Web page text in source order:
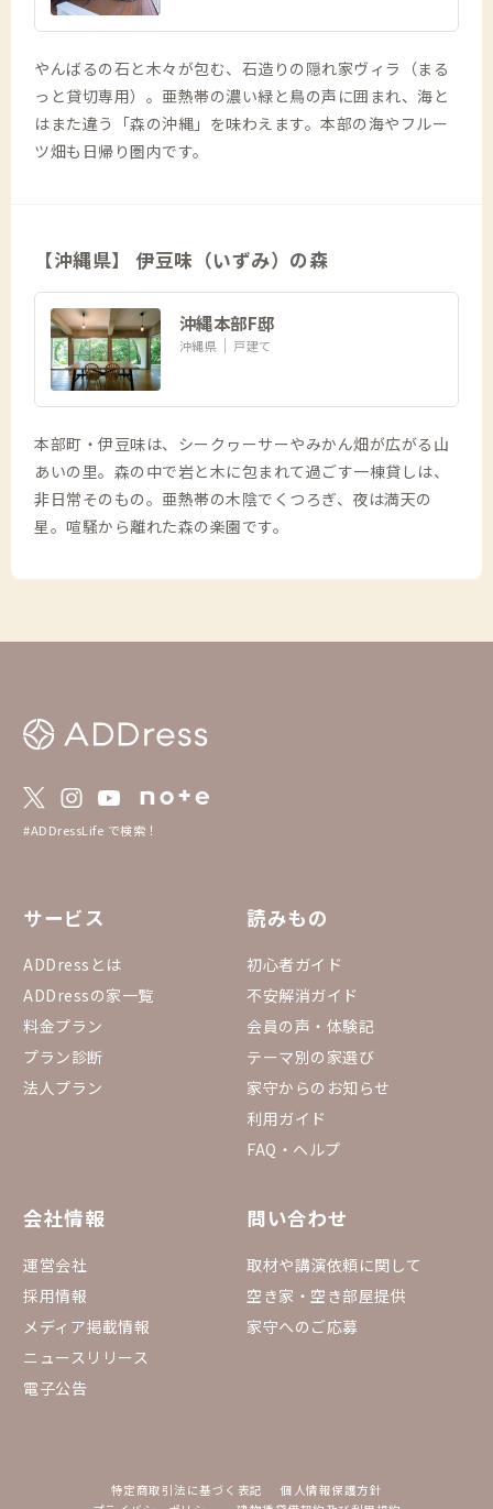
やんばるの石と木々が包む、石造りの隠れ家ヴィラ（まる
っと貸切専用）。亜熱帯の濃い緑と鳥の声に囲まれ、海と
はまた違う「森の沖縄」を味わえます。本部の海やフルー
ツ畑も日帰り圏内です。
【沖縄県】 伊豆味（いずみ）の森
沖縄本部F邸
沖縄県 戸建て
本部町・伊豆味は、シークヮーサーやみかん畑が広がる山
あいの里。森の中で岩と木に包まれて過ごす一棟貸しは、
非日常そのもの。亜熱帯の木陰でくつろぎ、夜は満天の
星。喧騒から離れた森の楽園です。
#ADDressLife で検索！
サービス
ADDressとは
ADDressの家一覧
料金プラン
プラン診断
法人プラン
読みもの
初心者ガイド
不安解消ガイド
会員の声・体験記
テーマ別の家選び
家守からのお知らせ
利用ガイド
FAQ・ヘルプ
会社情報
運営会社
採用情報
メディア掲載情報
ニュースリリース
電子公告
問い合わせ
取材や講演依頼に関して
空き家・空き部屋提供
家守へのご応募
特定商取引法に基づく表記
個人情報保護方針